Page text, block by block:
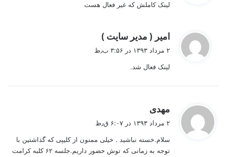
:
لینک کاملش که غیر فعال هست
امیر ( مدیر سایت )
۲ مرداد ۱۳۹۳ در ۳:۵۶ ب٫ظ
لینک فعال شد.
مهدی
:
۲ مرداد ۱۳۹۳ در ۶:۰۷ ق٫ظ
سلام.خسته نباشید . خیلی ممنون از کلیپی که گذاشتین با
توجه به زمانی که توش حضور داریم.جلسه ۶۲ کلبه کرامت